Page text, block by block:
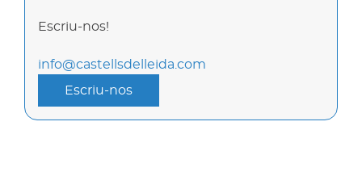
Escriu-nos!
info@castellsdelleida.com
Escriu-nos